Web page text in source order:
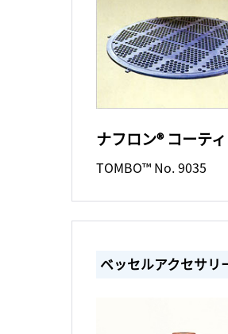
ナフロン® コーテ
TOMBO™ No. 9035
ベッセルアクセサリ